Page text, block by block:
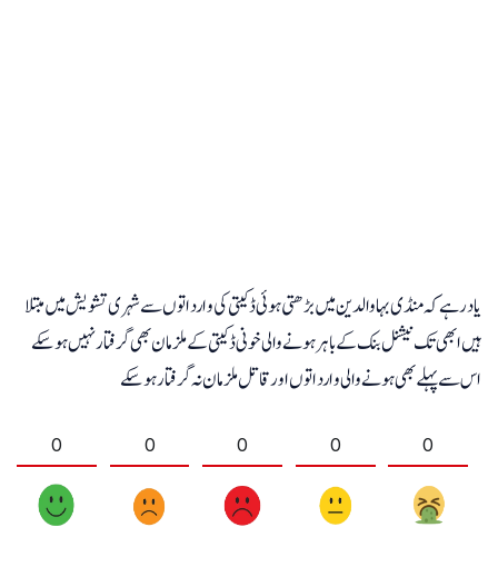
یاد رہے کہ منڈی بہاوالدین میں بڑھتی ہوئی ڈکیتی کی وارداتوں سے شہری تشویش میں مبتلا
ہیں ابھی تک نیشنل بنک کے باہر ہونے والی خونی ڈکیتی کے ملزمان بھی گرفتار نہیں ہوسکے
اس سے پہلے بھی ہونے والی وارداتوں اور قاتل ملزمان نہ گرفتار ہوسکے
0 0 0 0 0